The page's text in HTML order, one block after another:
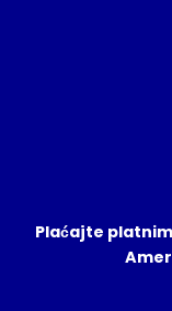
Plaćajte